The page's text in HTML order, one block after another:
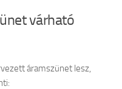
várható
áramszünet lesz,